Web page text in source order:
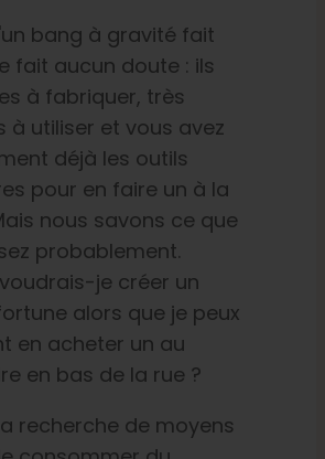
bang à gravité fait
fait aucun doute : ils
à fabriquer, très
à utiliser et vous avez
déjà les outils
pour en faire un à la
nous savons ce que
probablement.
je créer un
alors que je peux
en acheter un au
en bas de la rue ?
recherche de moyens